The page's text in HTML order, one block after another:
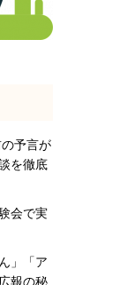
予言が
を徹底
会で実
」「ア
報の秘